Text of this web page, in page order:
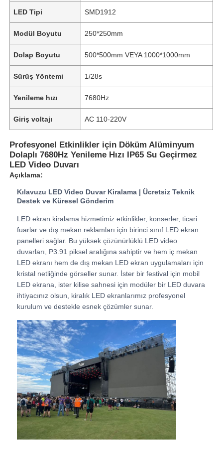
Ana Sayfa
Ürünler
Videolar
VR Gösterisi
Hakkımızda
Fabrika turu
Kalite kontrolü
Bize Ulaşın
LED Tipi SMD1912
Modül Boyutu 250*250mm
Dolap Boyutu 500*500mm VEYA 1000*1000mm
Sürüş Yöntemi 1/28s
Yenileme hızı 7680Hz
Giriş voltajı AC 110-220V
Profesyonel Etkinlikler için Döküm Alüminyum
Dolaplı 7680Hz Yenileme Hızı IP65 Su Geçirmez
LED Video Duvarı
Açıklama:
Kılavuzu LED Video Duvar Kiralama | Ücretsiz Teknik
Destek ve Küresel Gönderim
LED ekran kiralama hizmetimiz etkinlikler, konserler, ticari
fuarlar ve dış mekan reklamları için birinci sınıf LED ekran
panelleri sağlar. Bu yüksek çözünürlüklü LED video
duvarları, P3.91 piksel aralığına sahiptir ve hem iç mekan
LED ekranı hem de dış mekan LED ekran uygulamaları için
kristal netliğinde görseller sunar. İster bir festival için mobil
LED ekrana, ister kilise sahnesi için modüler bir LED duvara
ihtiyacınız olsun, kiralık LED ekranlarımız profesyonel
kurulum ve destekle esnek çözümler sunar.